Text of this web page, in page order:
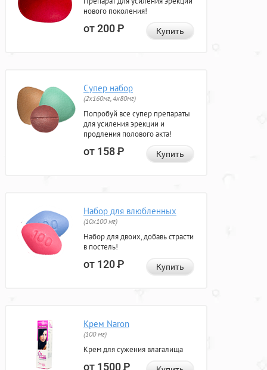
нового поколения!
от 200Р Купить
Супер набор
(2х160мг, 4х80мг)
Попробуй все супер препараты
для усиления эрекции и
продления полового акта!
от 158Р Купить
Набор для влюбленных
(10х100 мг)
Набор для двоих, добавь страсти
в постель!
от 120Р Купить
Крем Naron
(100 мг)
Крем для сужения влагалища
от 1500Р